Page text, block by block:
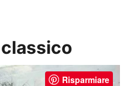
Risparmiare